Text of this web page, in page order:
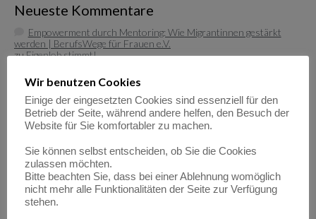
Neueste Kommentare
Empowerment durch Mentoring: Wie Migrantinnen gestärkt
werden | BerufsWege für Frauen e.V.
zuEigenlob stimmt!
werden | BerufsWege für Frauen e.V.
zuFundraisende – die „Eier-legenden Woll-Milch-Säue“
Empowerment durch Mentoring: Wie Migrantinnen gestärkt
werden | BerufsWege für Frauen e.V.
Be happy – so werden Sie glücklich im Beruf!| BerufsWege für
Frauen e.V.
zuEigenlob stimmt!
Be happy – so werden Sie glücklich im Beruf!| BerufsWege für
Frauen e.V.
Wir benutzen Cookies
Einige der eingesetzten Cookies sind essenziell für den
Betrieb der Seite, während andere helfen, den Besuch der
Website für Sie komfortabler zu machen.
Sie können selbst entscheiden, ob Sie die Cookies
zulassen möchten.
Bitte beachten Sie, dass bei einer Ablehnung womöglich
nicht mehr alle Funktionalitäten der Seite zur Verfügung
stehen.